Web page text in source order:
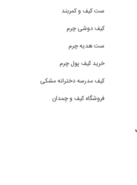
ست کیف و کمربند
کیف دوشی چرم
ست هدیه چرم
خرید کیف پول چرم
کیف مدرسه دخترانه مشکی
فروشگاه کیف و چمدان